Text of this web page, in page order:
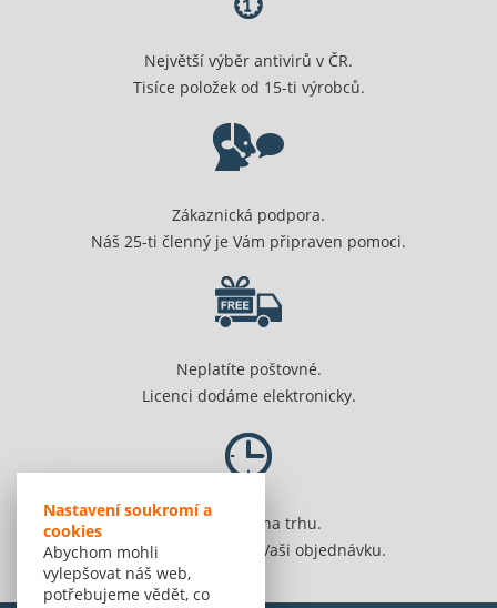
Nastavení soukromí a
cookies
Abychom mohli
vylepšovat náš web,
potřebujeme vědět, co
Největší výběr antivirů v ČR.
Tisíce položek od 15-ti výrobců.
Zákaznická podpora.
Náš 25-ti členný je Vám připraven pomoci.
Neplatíte poštovné.
Licenci dodáme elektronicky.
Jsme 20 let na trhu.
Spolehlivě vyřídíme Vaši objednávku.